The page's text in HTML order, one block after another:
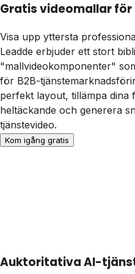
Gratis videomallar
Visa upp yttersta
Leadde erbjuder ett stort
"mallvideokomponenter"
för B2B-
perfekt layout, tillämpa
heltäckande och generera
tjänstevideo.
Kom igång gratis
Auktoritativa AI-